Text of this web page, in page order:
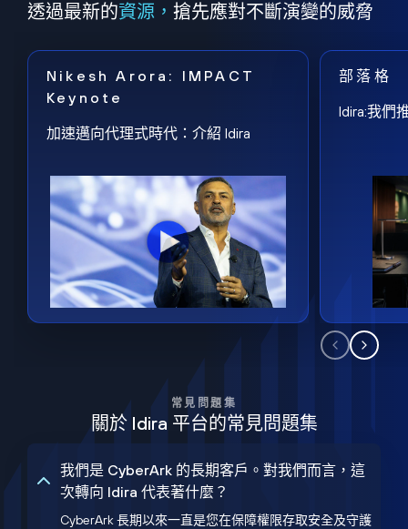
透過最新的資源， 搶先應對不斷演變的威脅
Nikesh Arora: IMPACT
Keynote
加速邁向代理式時代：介紹 Idira
部落格
Idira:我們
常見問題集
關於 Idira 平台的常見問題集
我們是 CyberArk 的長期客戶。對我們而言，這
次轉向 Idira 代表著什麼？
CyberArk 長期以來一直是您在保障權限存取安全及守護